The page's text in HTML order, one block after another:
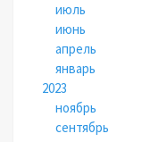
июль
июнь
апрель
январь
2023
ноябрь
сентябрь